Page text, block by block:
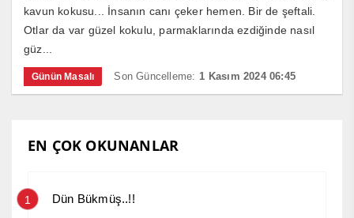
kavun kokusu... İnsanın canı çeker hemen. Bir de şeftali.
Otlar da var güzel kokulu, parmaklarında ezdiğinde nasıl
güz...
Günün Masalı Son Güncelleme: 1 Kasım 2024 06:45
EN ÇOK OKUNANLAR
1 Dün Bükmüş..!!